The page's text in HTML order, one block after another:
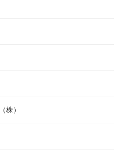
株）